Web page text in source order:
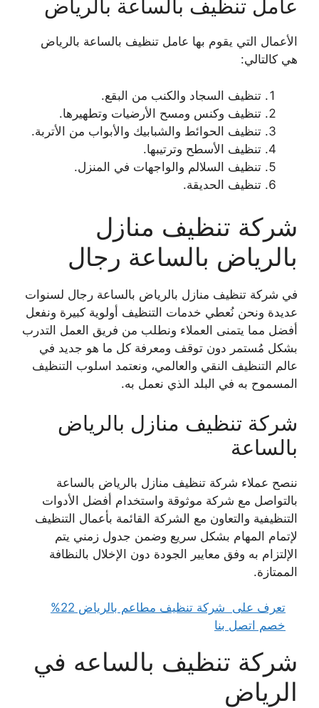
عامل تنظيف بالساعة بالرياض
الأعمال التي يقوم بها عامل تنظيف بالساعة بالرياض
هي كالتالي:
تنظيف السجاد والكنب من البقع.
تنظيف وكنس ومسح الأرضيات وتطهيرها.
تنظيف الحوائط والشبابيك والأبواب من الأتربة.
تنظيف الأسطح وترتيبها.
تنظيف السلالم والواجهات في المنزل.
تنظيف الحديقة.
شركة تنظيف منازل
بالرياض بالساعة رجال
في شركة تنظيف منازل بالرياض بالساعة رجال لسنوات
عديدة ونحن نُعطي خدمات التنظيف أولوية كبيرة ونفعل
أفضل مما يتمنى العملاء ونطلب من فريق العمل التدرب
بشكل مُستمر دون توقف ومعرفة كل ما هو جديد في
عالم التنظيف النقي والعالمي، ونعتمد اسلوب التنظيف
المسموح به في البلد الذي نعمل به.
شركة تنظيف منازل بالرياض
بالساعة
ننصح عملاء شركة تنظيف منازل بالرياض بالساعة
بالتواصل مع شركة موثوقة واستخدام أفضل الأدوات
التنظيفية والتعاون مع الشركة القائمة بأعمال التنظيف
لإتمام المهام بشكل سريع وضمن جدول زمني يتم
الإلتزام به وفق معايير الجودة دون الإخلال بالنظافة
الممتازة.
تعرف على
شركة تنظيف مطاعم بالرياض 22%
خصم اتصل بنا
شركة تنظيف بالساعه في
الرياض